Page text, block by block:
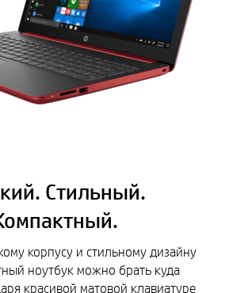
Стильный.
корпусу и стильному дизайну
ноутбук можно брать куда
красивой матовой клавиатуре